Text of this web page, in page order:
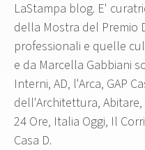
LaStampa blog. E'
della Mostra del Premio
professionali e quelle
e da Marcella Gabbiani
Interni, AD, l'Arca, GAP
dell'Architettura,
24 Ore, Italia Oggi, Il
Casa D.